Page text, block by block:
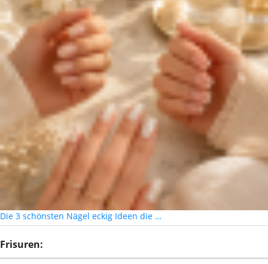
Die 3 schönsten Nägel eckig Ideen die …
Frisuren: